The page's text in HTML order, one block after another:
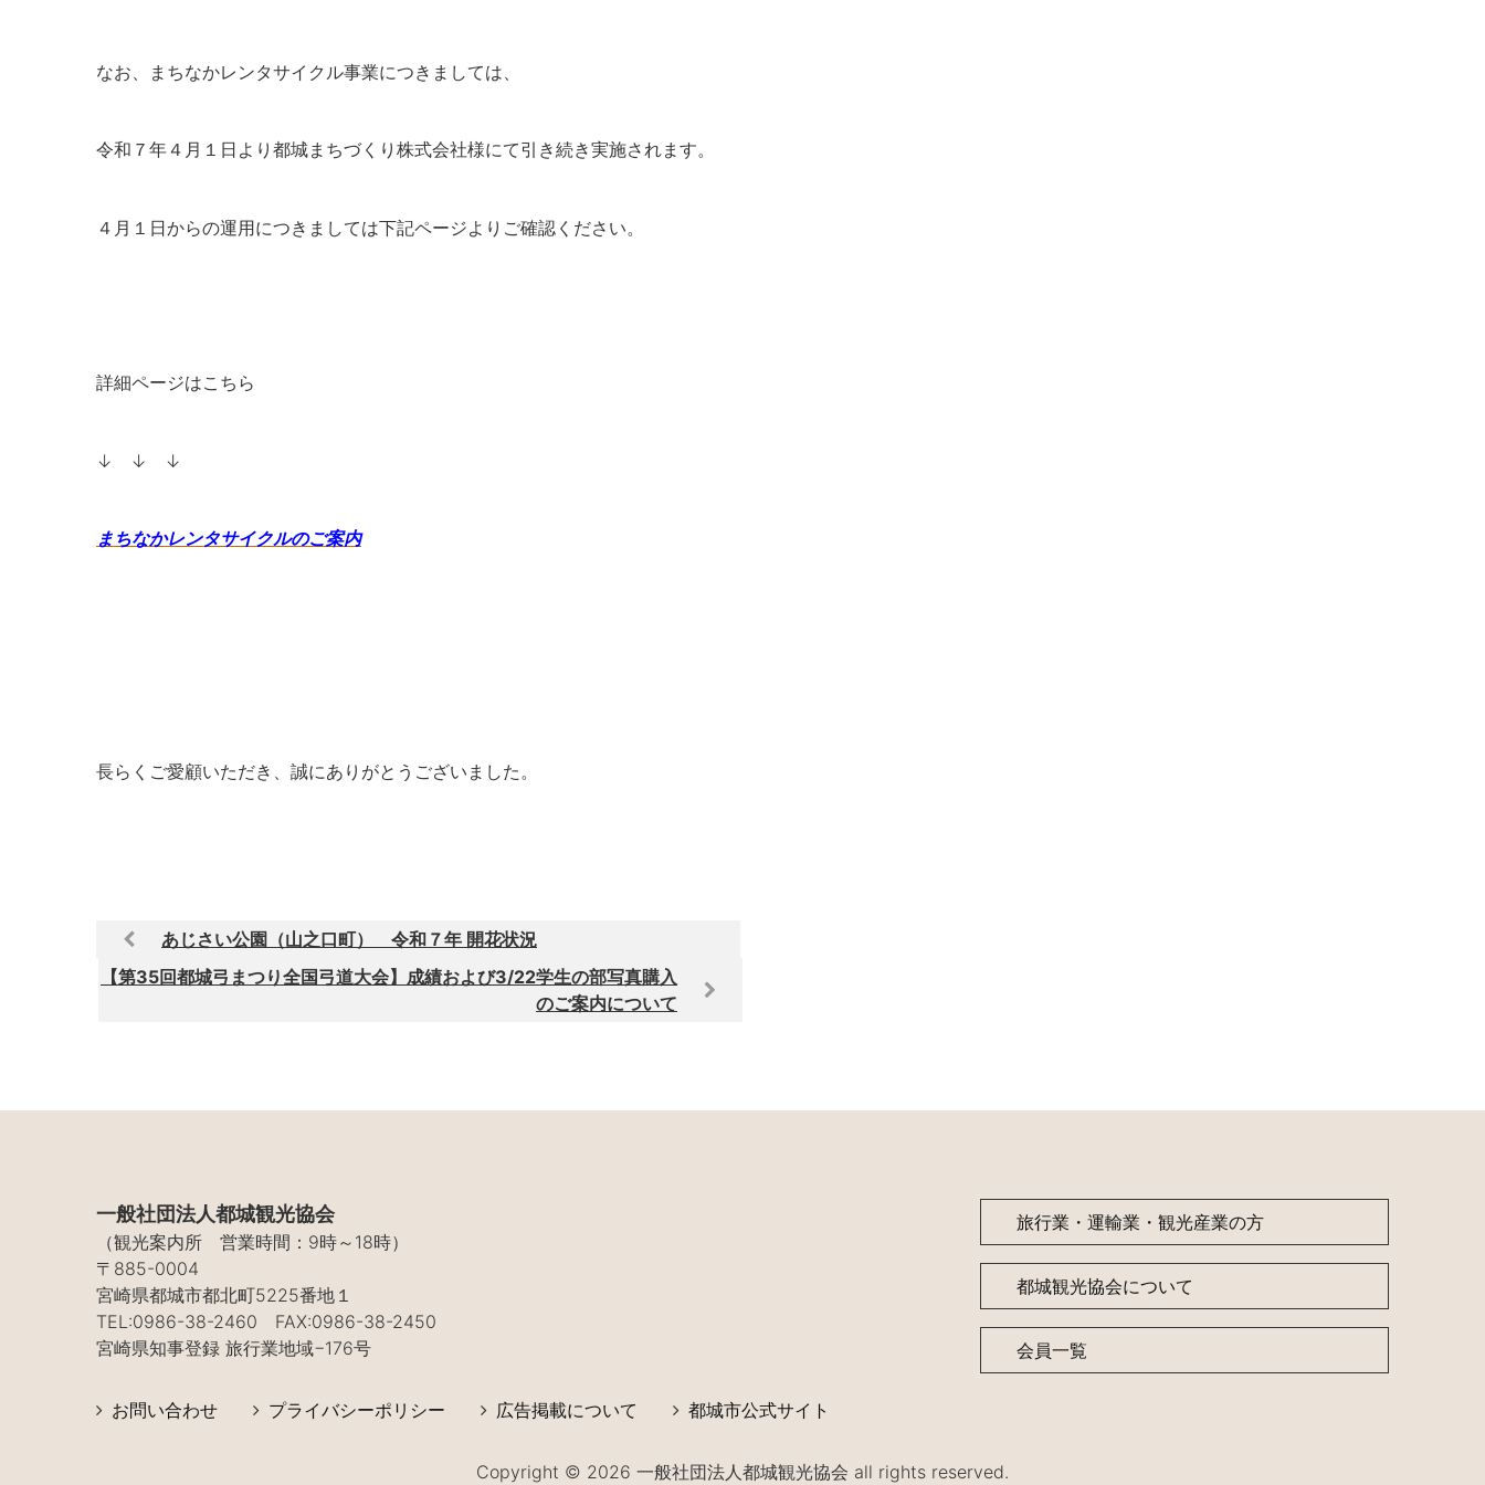
なお、まちなかレンタサイクル事業につきましては、
令和７年４月１日より都城まちづくり株式会社様にて引き続き実施されます。
４月１日からの運用につきましては下記ページよりご確認ください。
詳細ページはこちら
↓ ↓ ↓
まちなかレンタサイクルのご案内
長らくご愛顧いただき、誠にありがとうございました。
あじさい公園（山之口町） 令和７年 開花状況
【第35回都城弓まつり全国弓道大会】成績および3/22学生の部写真購入
のご案内について
一般社団法人都城観光協会
（観光案内所 営業時間：9時～18時）
〒885-0004
宮崎県都城市都北町5225番地１
TEL:0986-38-2460 FAX:0986-38-2450
宮崎県知事登録 旅行業地域−176号
お問い合わせ プライバシーポリシー 広告掲載について 都城市公式サイト
旅行業・運輸業・観光産業の方
都城観光協会について
会員一覧
Copyright © 2026 一般社団法人都城観光協会 all rights reserved.